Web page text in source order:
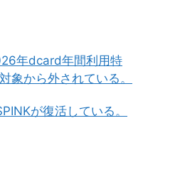
年dcard年間利用特
象から外されている。
が復活している。